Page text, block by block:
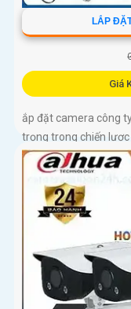
LẮP
Giá
ắp đặt camera công
trọng trong chiến lược
Camera công ty
mà còn...